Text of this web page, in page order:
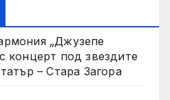
„Джузепе
концерт под звездите
– Стара Загора